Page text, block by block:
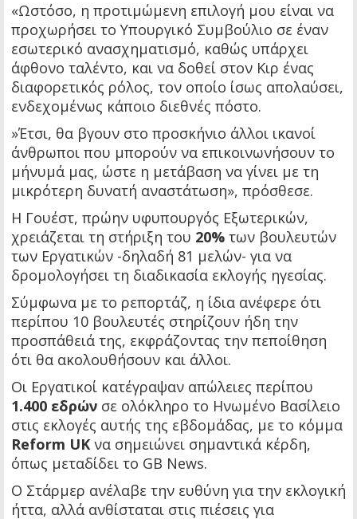
«Ωστόσο, η προτιμώμενη επιλογή μου είναι να
προχωρήσει το Υπουργικό Συμβούλιο σε έναν
εσωτερικό ανασχηματισμό, καθώς υπάρχει
άφθονο ταλέντο, και να δοθεί στον Κιρ ένας
διαφορετικός ρόλος, τον οποίο ίσως απολαύσει,
ενδεχομένως κάποιο διεθνές πόστο.
»Έτσι, θα βγουν στο προσκήνιο άλλοι ικανοί
άνθρωποι που μπορούν να επικοινωνήσουν το
μήνυμά μας, ώστε η μετάβαση να γίνει με τη
μικρότερη δυνατή αναστάτωση», πρόσθεσε.
Η Γουέστ, πρώην υφυπουργός Εξωτερικών,
χρειάζεται τη στήριξη του 20% των βουλευτών
των Εργατικών -δηλαδή 81 μελών- για να
δρομολογήσει τη διαδικασία εκλογής ηγεσίας.
Σύμφωνα με το ρεπορτάζ, η ίδια ανέφερε ότι
περίπου 10 βουλευτές στηρίζουν ήδη την
προσπάθειά της, εκφράζοντας την πεποίθηση
ότι θα ακολουθήσουν και άλλοι.
Οι Εργατικοί κατέγραψαν απώλειες περίπου
1.400 εδρών σε ολόκληρο το Ηνωμένο Βασίλειο
στις εκλογές αυτής της εβδομάδας, με το κόμμα
Reform UK να σημειώνει σημαντικά κέρδη,
όπως μεταδίδει το GB News.
Ο Στάρμερ ανέλαβε την ευθύνη για την εκλογική
ήττα, αλλά ανθίσταται στις πιέσεις για